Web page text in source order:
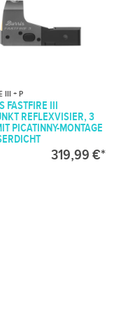
III + P
FASTFIRE III
REFLEXVISIER, 3
PICATINNY-MONTAGE
319,99 €*